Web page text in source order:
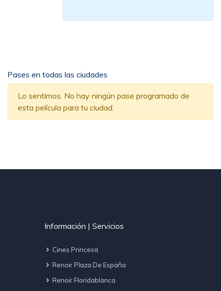
Pases en todas las ciudades
Lo sentimos. No hay ningún pase programado de
esta película para tu ciudad.
Información | Servicios
Cines Princesa
Renoir Plaza De España
Renoir Floridablanca